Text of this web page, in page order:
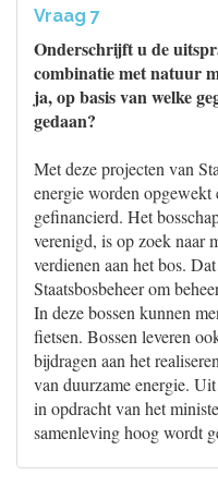
Vraag 7
Onderschrijft u de
combinatie met natuur
ja, op basis van welke
gedaan?
Met deze projecten van
energie worden
gefinancierd. Het
verenigd, is op zoek naar
verdienen aan het bos.
Staatsbosbeheer om
In deze bossen kunnen
fietsen. Bossen leveren
bijdragen aan het
van duurzame energie.
in opdracht van het
samenleving hoog wordt